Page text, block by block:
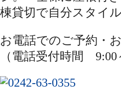
棟貸切で自分スタイ
お電話でのご予約・
（電話受付時間 9:00